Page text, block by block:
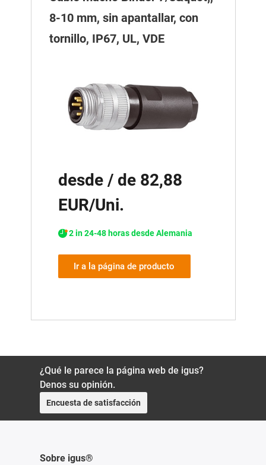
8-10 mm, sin apantallar, con
tornillo, IP67, UL, VDE
desde / de 82,88
EUR/Uni.
2 in 24-48 horas desde Alemania
Ir a la página de producto
¿Qué le parece la página web de igus?
Denos su opinión.
Encuesta de satisfacción
Sobre igus®